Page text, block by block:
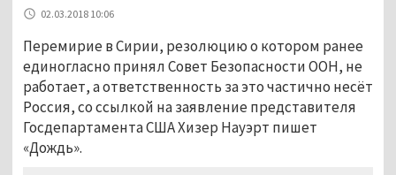
02.03.2018 10:06
Перемирие в Сирии, резолюцию о котором ранее
единогласно принял Совет Безопасности ООН, не
работает, а ответственность за это частично несёт
Россия, со ссылкой на заявление представителя
Госдепартамента США Хизер Науэрт пишет
«Дождь».